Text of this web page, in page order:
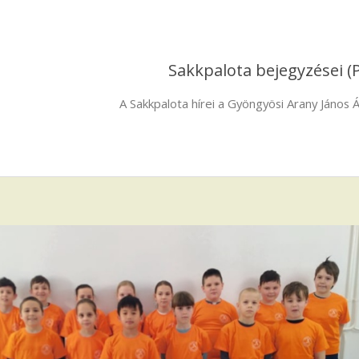
Sakkpalota bejegyzései
A Sakkpalota hírei a Gyöngyösi Arany János